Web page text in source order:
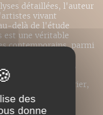
détaillées, l'auteur
vivant
delà de l'étude
est une véritable
contemporains, parmi
Combas,
Erro, Fromanger,
Hénaut,
Nemours, Poirier,
Rouan,
Télémaque,
des
donne